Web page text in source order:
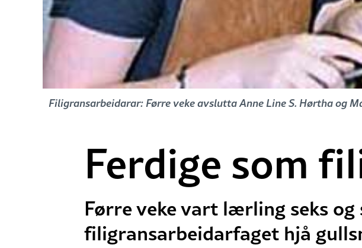
Filigransarbeidarar: Førre veke avslutta Anne Line S. Hørtha og
Ferdige som
Førre veke vart lærling seks
filigransarbeidarfaget hjå